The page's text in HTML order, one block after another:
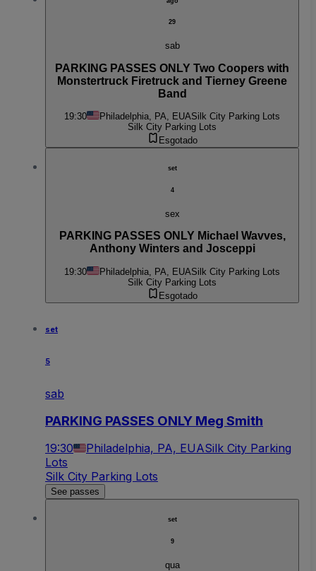
29
sab
PARKING PASSES ONLY Two Coopers with
Monstertruck Firetruck and Tierney Greene
Band
19:30 Philadelphia, PA, EUASilk City Parking Lots
Silk City Parking Lots
Esgotado
set
4
sex
PARKING PASSES ONLY Michael Wavves,
Anthony Winters and Josceppi
19:30 Philadelphia, PA, EUASilk City Parking Lots
Silk City Parking Lots
Esgotado
set
5
sab
PARKING PASSES ONLY Meg Smith
19:30 Philadelphia, PA, EUASilk City Parking
Lots
Silk City Parking Lots
See passes
set
9
qua